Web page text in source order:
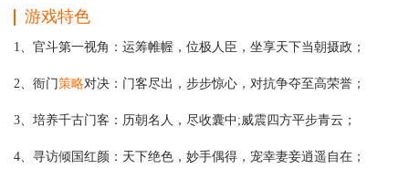
游戏特色
1、官斗第一视角：运筹帷幄，位极人臣，坐享天下当朝摄政；
2、衙门策略对决：门客尽出，步步惊心，对抗争夺至高荣誉；
3、培养千古门客：历朝名人，尽收囊中;威震四方平步青云；
4、寻访倾国红颜：天下绝色，妙手偶得，宠幸妻妾逍遥自在；